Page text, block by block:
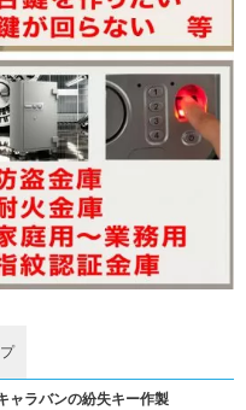
ャラバンの紛失キー作製